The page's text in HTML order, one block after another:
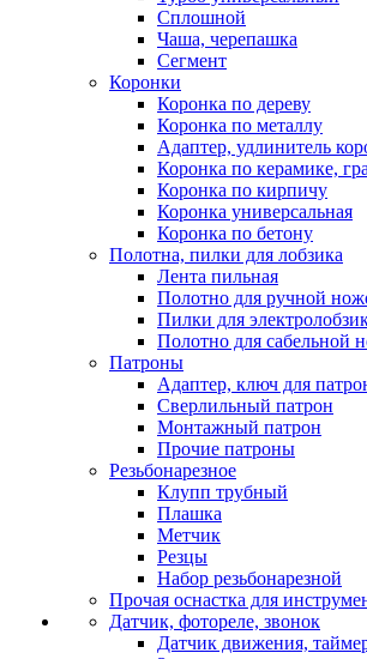
Сплошной
Чаша, черепашка
Сегмент
Коронки
Коронка по дереву
Коронка по металлу
Адаптер, удлинитель
Коронка по керамике,
Коронка по кирпичу
Коронка универсальная
Коронка по бетону
Полотна, пилки для лобзика
Лента пильная
Полотно для ручной
Пилки для
Полотно для сабельной
Патроны
Адаптер, ключ для
Сверлильный патрон
Монтажный патрон
Прочие патроны
Резьбонарезное
Клупп трубный
Плашка
Метчик
Резцы
Набор резьбонарезной
Прочая оснастка для
Датчик, фотореле, звонок
Датчик движения,